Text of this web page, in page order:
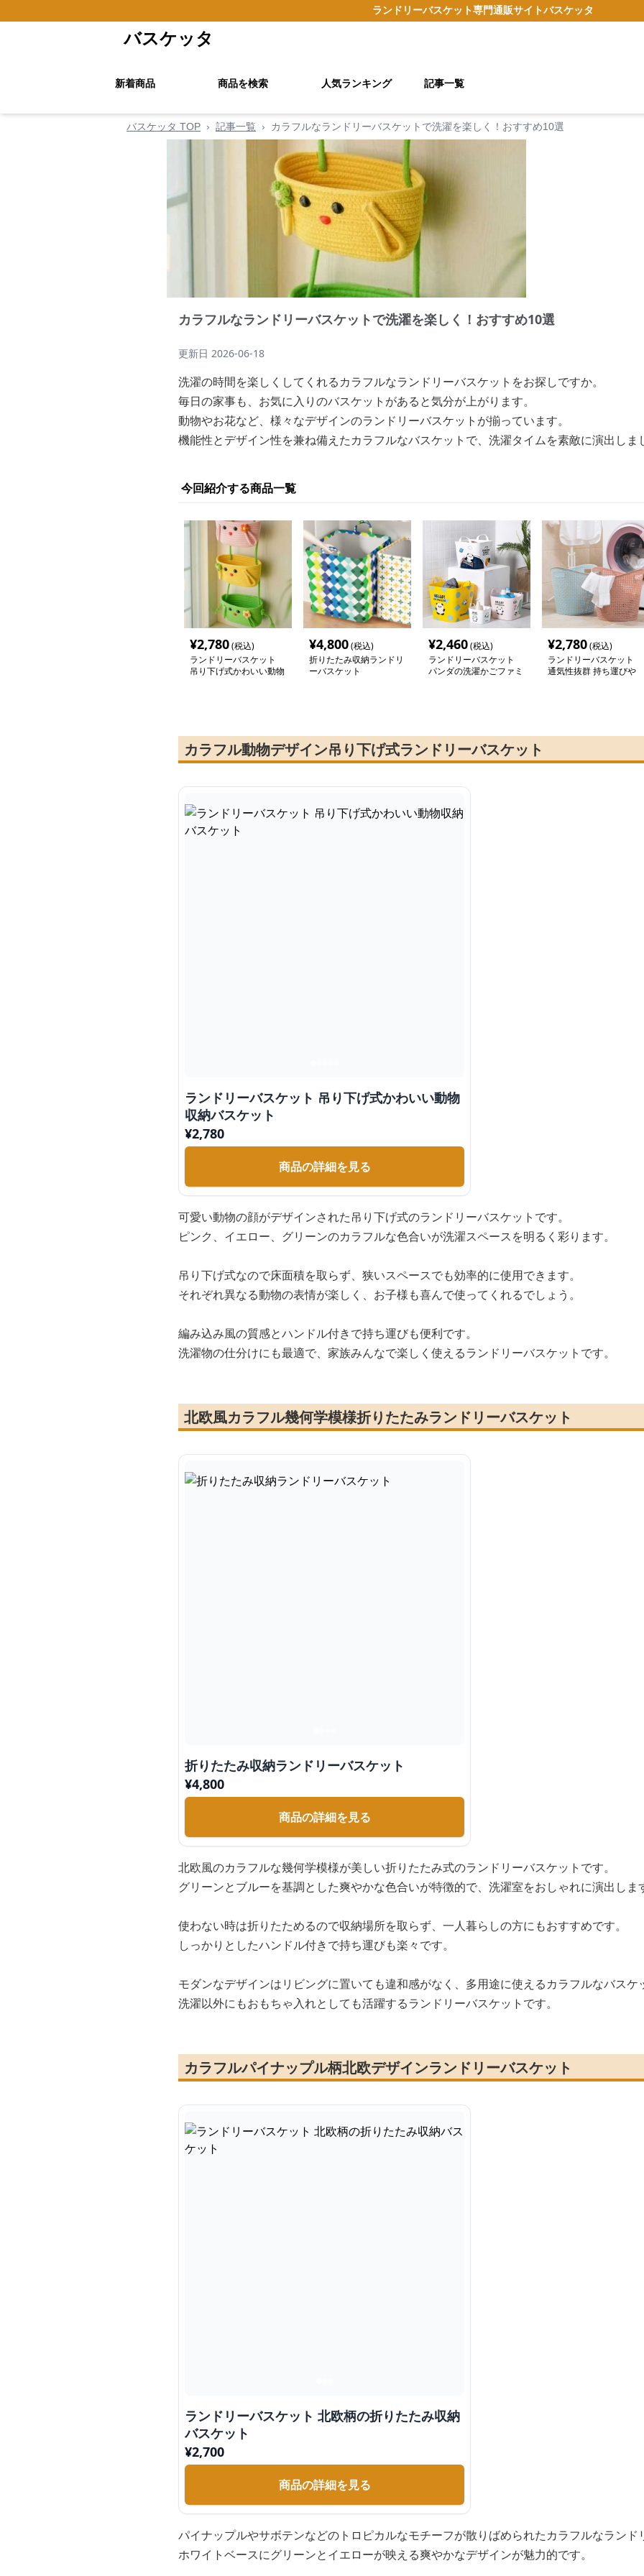
ランドリーバスケット専門通販サイトバスケッタ
バスケッタ
新着商品 商品を検索 人気ランキング 記事一覧
バスケッタ TOP › 記事一覧 › カラフルなランドリーバスケットで洗濯を楽しく！おすすめ10選
カラフルなランドリーバスケットで洗濯を楽しく！おすすめ10選
更新日 2026-06-18
洗濯の時間を楽しくしてくれるカラフルなランドリーバスケットをお探しですか。
毎日の家事も、お気に入りのバスケットがあると気分が上がります。
動物やお花など、様々なデザインのランドリーバスケットが揃っています。
機能性とデザイン性を兼ね備えたカラフルなバスケットで、洗濯タイムを素敵に演出しま
今回紹介する商品一覧
¥2,780(税込)
ランドリーバスケット
吊り下げ式かわいい動物
¥4,800(税込)
折りたたみ収納ランドリ
ーバスケット
¥2,460(税込)
ランドリーバスケット
パンダの洗濯かごファミ
¥2,780(税込)
ランドリーバスケット
通気性抜群 持ち運びや
カラフル動物デザイン吊り下げ式ランドリーバスケット
ランドリーバスケット 吊り下げ式かわいい動物
収納バスケット
¥2,780
商品の詳細を見る
可愛い動物の顔がデザインされた吊り下げ式のランドリーバスケットです。
ピンク、イエロー、グリーンのカラフルな色合いが洗濯スペースを明るく彩ります。
吊り下げ式なので床面積を取らず、狭いスペースでも効率的に使用できます。
それぞれ異なる動物の表情が楽しく、お子様も喜んで使ってくれるでしょう。
編み込み風の質感とハンドル付きで持ち運びも便利です。
洗濯物の仕分けにも最適で、家族みんなで楽しく使えるランドリーバスケットです。
北欧風カラフル幾何学模様折りたたみランドリーバスケット
折りたたみ収納ランドリーバスケット
¥4,800
商品の詳細を見る
北欧風のカラフルな幾何学模様が美しい折りたたみ式のランドリーバスケットです。
グリーンとブルーを基調とした爽やかな色合いが特徴的で、洗濯室をおしゃれに演出しま
使わない時は折りたためるので収納場所を取らず、一人暮らしの方にもおすすめです。
しっかりとしたハンドル付きで持ち運びも楽々です。
モダンなデザインはリビングに置いても違和感がなく、多用途に使えるカラフルなバスケ
洗濯以外にもおもちゃ入れとしても活躍するランドリーバスケットです。
カラフルパイナップル柄北欧デザインランドリーバスケット
ランドリーバスケット 北欧柄の折りたたみ収納
バスケット
¥2,700
商品の詳細を見る
パイナップルやサボテンなどのトロピカルなモチーフが散りばめられたカラフルなランド
ホワイトベースにグリーンとイエローが映える爽やかなデザインが魅力的です。